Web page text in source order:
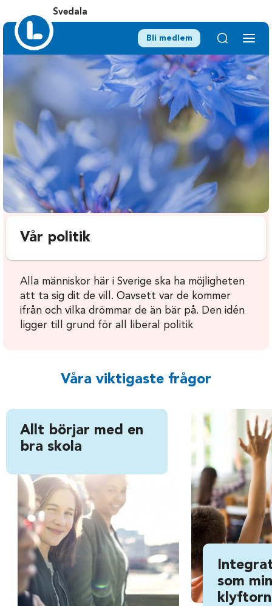
Svedala
Bli medlem
Vår politik
Alla människor här i Sverige ska ha möjligheten
att ta sig dit de vill. Oavsett var de kommer
ifrån och vilka drömmar de än bär på. Den idén
ligger till grund för all liberal politik
Våra viktigaste frågor
Allt börjar med en
bra skola
som